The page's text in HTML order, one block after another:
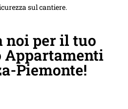
sul cantiere.
noi per il tuo
Appartamenti
Piemonte!